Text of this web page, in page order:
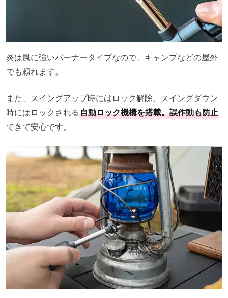
炎は風に強いバーナータイプなので、キャンプなどの屋外
でも頼れます。
また、スイングアップ時にはロック解除、スイングダウン
時にはロックされる自動ロック機構を搭載。誤作動も防止
できて安心です。